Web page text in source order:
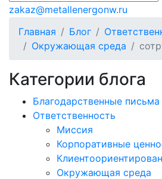
zakaz@metallenergonw.ru
Главная
Блог
Окружающая среда
Категории блога
Благодарственные письма
Ответственность
Миссия
Корпоративные
Окружающая среда